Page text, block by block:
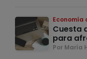
Economía
Cuesta
para
Por María